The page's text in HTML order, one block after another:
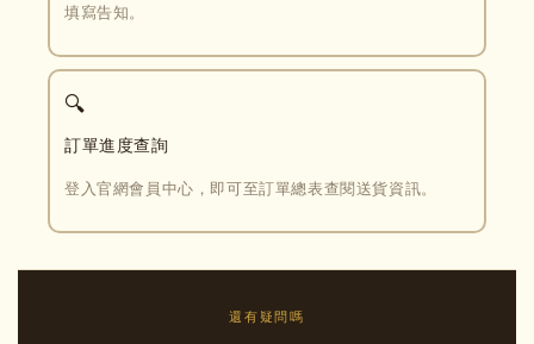
填寫告知。
🔍
訂單進度查詢
登入官網會員中心，即可至訂單總表查閱送貨資訊。
還有疑問嗎